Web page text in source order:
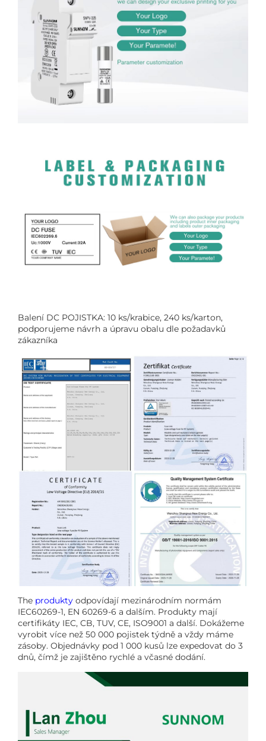
Balení DC POJISTKA: 10 ks/krabice, 240 ks/karton,
podporujeme návrh a úpravu obalu dle požadavků
zákazníka
The produkty odpovídají mezinárodním normám
IEC60269-1, EN 60269-6 a dalším. Produkty mají
certifikáty IEC, CB, TUV, CE, ISO9001 a další. Dokážeme
vyrobit více než 50 000 pojistek týdně a vždy máme
zásoby. Objednávky pod 1 000 kusů lze expedovat do 3
dnů, čímž je zajištěno rychlé a včasné dodání.